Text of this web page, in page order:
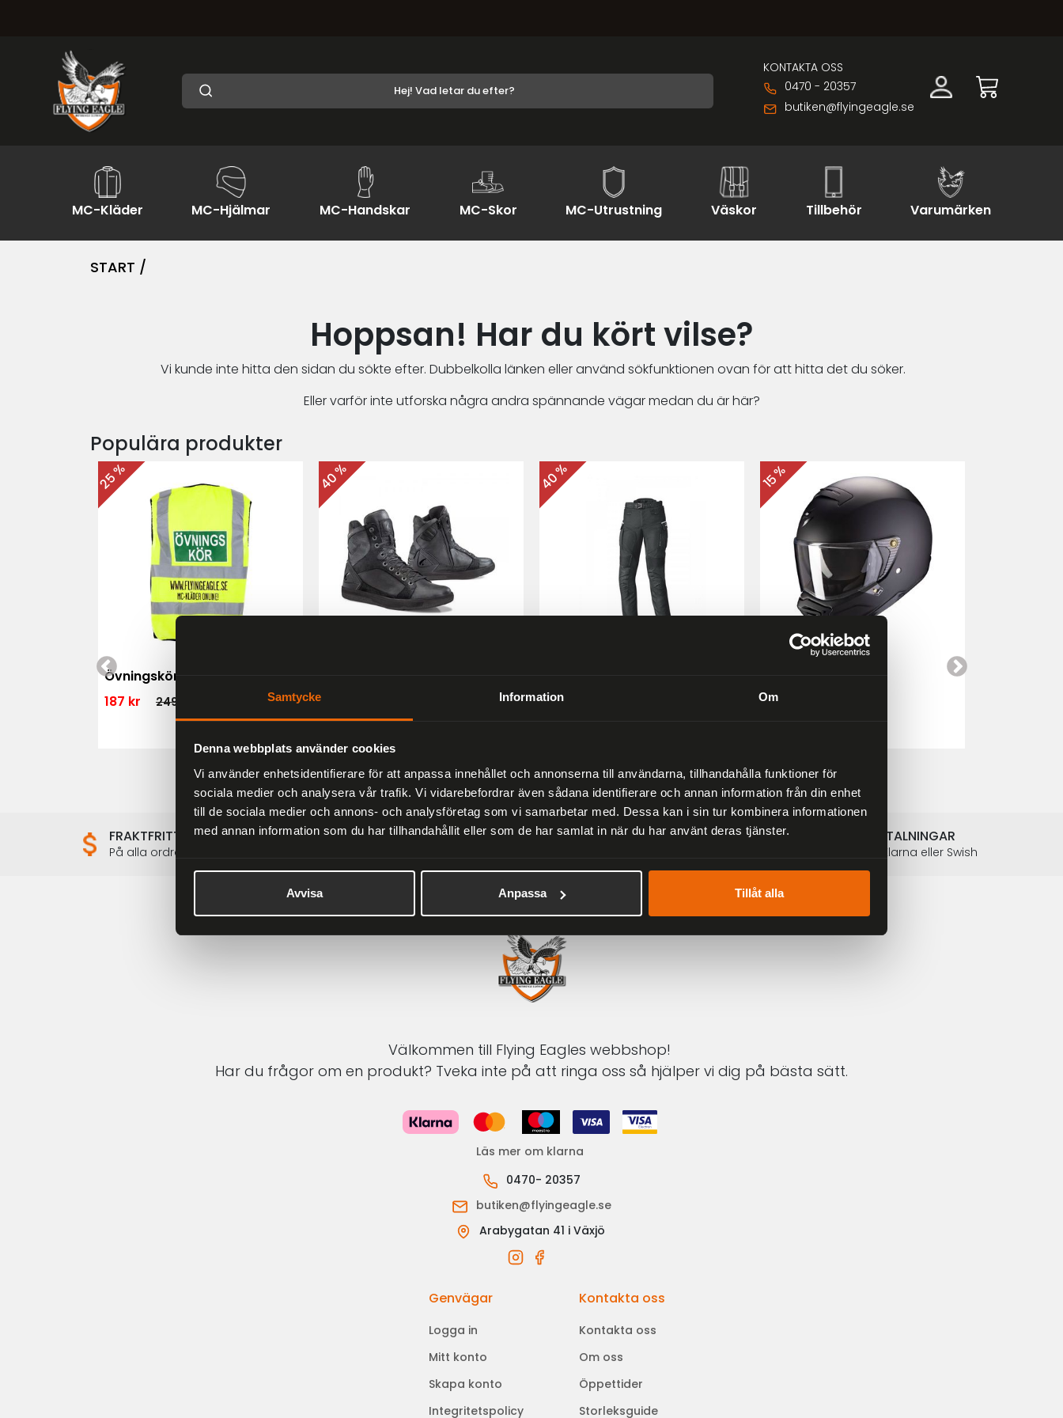
Samtycke Information Om
Denna webbplats använder cookies
Vi använder enhetsidentifierare för att anpassa innehållet och annonserna till användarna, tillhandahålla funktioner för
sociala medier och analysera vår trafik. Vi vidarebefordrar även sådana identifierare och annan information från din enhet
till de sociala medier och annons- och analysföretag som vi samarbetar med. Dessa kan i sin tur kombinera informationen
med annan information som du har tillhandahållit eller som de har samlat in när du har använt deras tjänster.
Avvisa Anpassa Tillåt alla
KONTAKTA OSS
0470 - 20357
butiken@flyingeagle.se
MC-Kläder MC-Hjälmar MC-Handskar MC-Skor MC-Utrustning Väskor Tillbehör Varumärken
START /
Hoppsan! Har du kört vilse?
Vi kunde inte hitta den sidan du sökte efter. Dubbelkolla länken eller använd sökfunktionen ovan för att hitta det du söker.
Eller varför inte utforska några andra spännande vägar medan du är här?
Populära produkter
25 %
Övningskörningsväst MC
187 kr
249 kr
40 % 40 %
Touring/Enduro MC-byxa
15 %
Mattsvart
FRAKTFRITT
På alla ordrar över 2000 kr
1-3 DAGAR LEVERANS SÄKRA BETALNINGAR
Betalkort, Klarna eller Swish
Välkommen till Flying Eagles webbshop!
Har du frågor om en produkt? Tveka inte på att ringa oss så hjälper vi dig på bästa sätt.
Läs mer om klarna
0470- 20357
butiken@flyingeagle.se
Arabygatan 41 i Växjö
Genvägar
Logga in
Mitt konto
Skapa konto
Integritetspolicy
Kontakta oss
Kontakta oss
Om oss
Öppettider
Storleksguide